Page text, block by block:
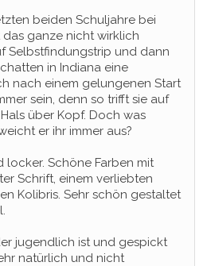
beiden Schuljahre bei
das ganze nicht wirklich
Selbstfindungstrip und dann
in Indiana eine
nach einem gelungenen Start
sein, denn so trifft sie auf
über Kopf. Doch was
er ihr immer aus?
locker. Schöne Farben mit
Schrift, einem verliebten
Kolibris. Sehr schön gestaltet
jugendlich ist und gespickt
natürlich und nicht